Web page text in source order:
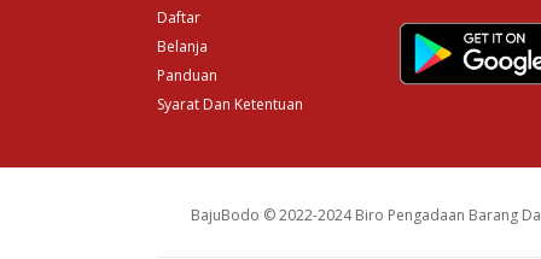
Daftar
Belanja
Panduan
Syarat Dan Ketentuan
BajuBodo © 2022-2024 Biro Pengadaan Barang